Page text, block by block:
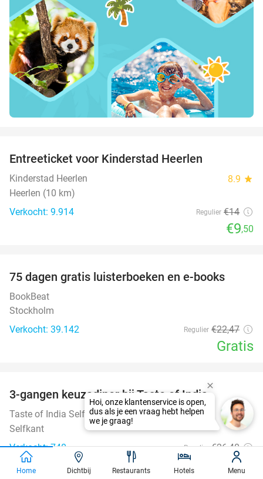
Entreeticket voor Kinderstad Heerlen
Kinderstad Heerlen 8.9 star
Heerlen (10 km)
Verkocht: 9.914
Regulier €14
€9,50
75 dagen gratis luisterboeken en e-books
BookBeat
Stockholm
Verkocht: 39.142
Regulier €22,47
Gratis
29%
3-gangen keuzediner bij Taste of India
Taste of India Selfkant 9.1star
Selfkant
Verkocht: 740
Regulier €26,40
€18
Home Dichtbij Restaurants Hotels Menu